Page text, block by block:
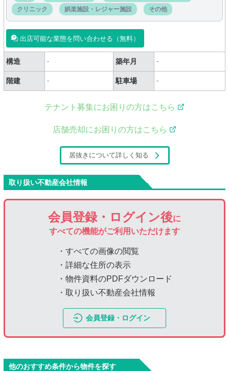
クリニック
娯楽施設・レジャー施設 その他
出店可能な業態を問い合わせる（無料）
構造 - 築年月 -
階建 - 駐車場 -
テナント募集にお困りの方はこちら
店舗売却にお困りの方はこちら
居抜きについて詳しく知る
取り扱い不動産会社情報
会員登録・ログイン後に
すべての機能がご利用いただけます
・すべての画像の閲覧
・詳細な住所の表示
・物件資料のPDFダウンロード
・取り扱い不動産会社情報
会員登録・ログイン
他のおすすめ条件から物件を探す